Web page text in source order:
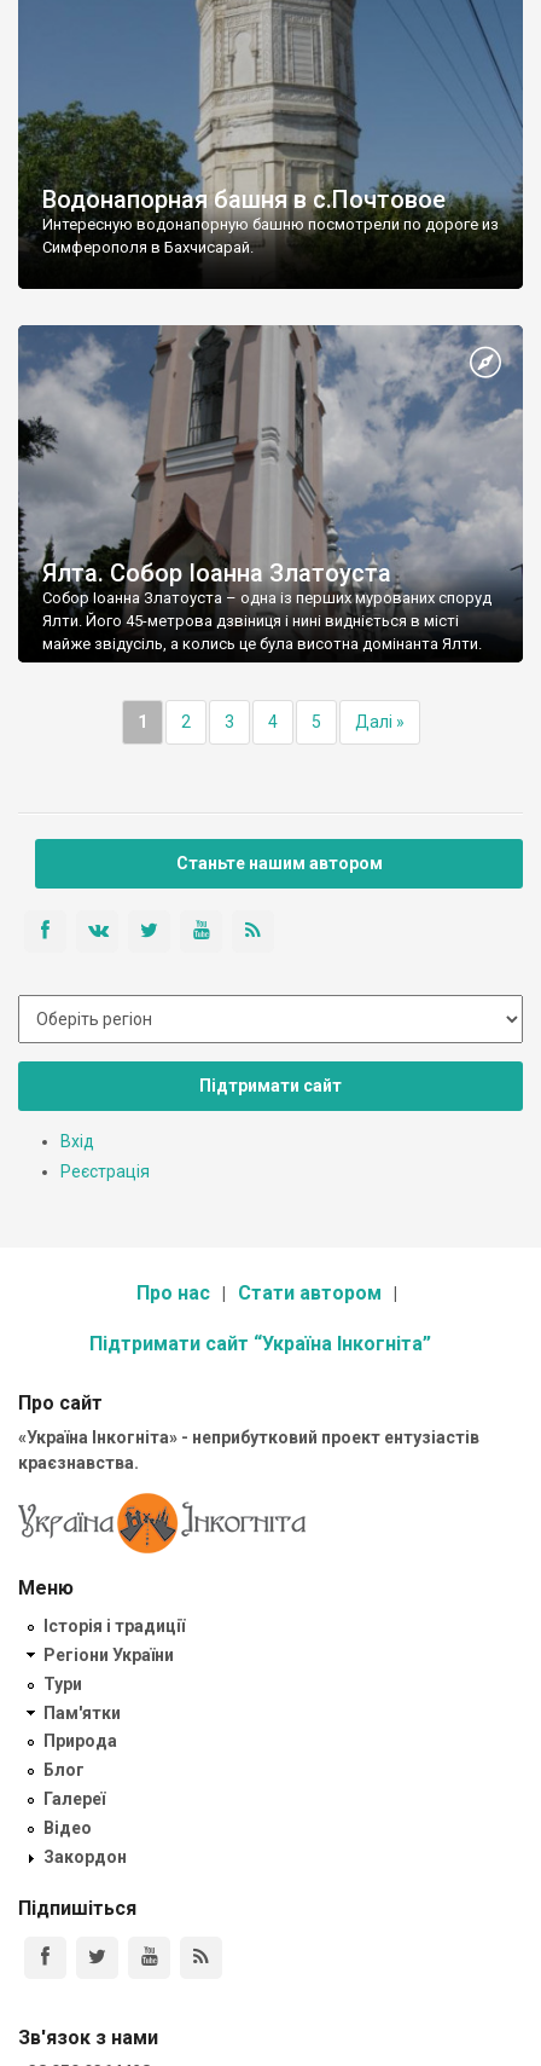
Водонапорная башня в с.Почтовое
Интересную водонапорную башню посмотрели по дороге из
Симферополя в Бахчисарай.
Ялта. Собор Іоанна Златоуста
Собор Іоанна Златоуста – одна із перших мурованих споруд
Ялти. Його 45-метрова дзвіниця і нині видніється в місті
майже звідусіль, а колись це була висотна домінанта Ялти.
1 2 3 4 5 Далі »
Станьте нашим автором
Підтримати сайт
Вхід
Реєстрація
Про нас Стати автором
Підтримати сайт “Україна Інкогніта”
Про сайт
«Україна Інкогніта» - неприбутковий проект ентузіастів
краєзнавства.
Меню
Історія і традиції
Регіони України
Тури
Пам'ятки
Природа
Блог
Галереї
Відео
Закордон
Підпишіться
Зв'язок з нами